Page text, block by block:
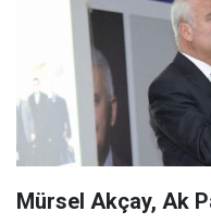
Mürsel Akçay, Ak